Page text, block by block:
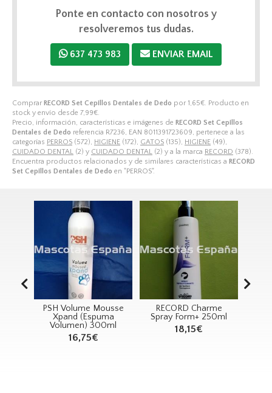
Comprar RECORD Set Cepillos Dentales de Dedo por 1,65€ . Producto en
stock y envío desde 7,99€
Precio, información, características e imágenes de RECORD Set Cepillos
Dentales de Dedo referencia R7236, EAN 8011391723609, pertenece a las
categorías PERROS (572), HIGIENE (172), GATOS (135), HIGIENE (49),
CUIDADO DENTAL
(2) y CUIDADO DENTAL (2) y a la marca RECORD (378).
Encuentra productos relacionados y de similares características a RECORD
Set Cepillos Dentales de Dedo en "PERROS".
Ponte en contacto con nosotros y
resolveremos tus dudas.
637 473 983 ENVIAR EMAIL
PSH Volume Mousse
Xpand (Espuma
Volumen) 300ml
16,75€
RECORD Charme
Spray Form+ 250ml
18,15€